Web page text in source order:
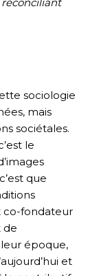
sociologie
mais
sociétales.
le
que
co-fondateur
de
époque,
et